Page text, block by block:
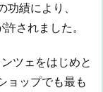
績により、
されました。
ツェをはじめと
ョップでも最も